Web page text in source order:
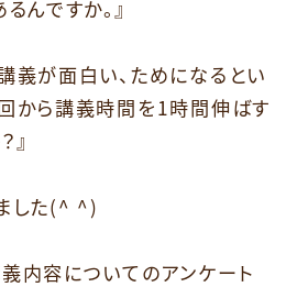
んですか。』
義が面白い、ためになるとい
から講義時間を1時間伸ばす
』
した(^ ^)
内容についてのアンケート